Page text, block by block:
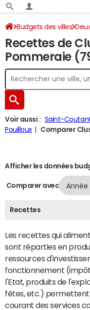
Budgets des villes
Recettes 2024
Recettes de
Pommeraie
Voir aussi : Saint-
Pouilloux
Comparer
Afficher les données
Comparer avec
Recettes
Les recettes qui
sont réparties en
ressources
fonctionnement
l'Etat, produits de
fêtes, etc.)
courant des services